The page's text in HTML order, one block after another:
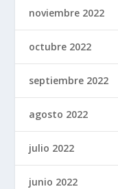
noviembre 2022
octubre 2022
septiembre 2022
agosto 2022
julio 2022
junio 2022